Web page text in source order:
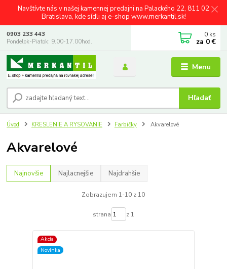
Navštívte nás v našej kamennej predajni na Palackého 22, 811 02
Bratislava, kde sídli aj e-shop www.merkantil.sk!
Menu
Hľadať
0903 233 443
Pondelok-Piatok: 9.00-17.00hod.
0 ks
za 0 €
Úvod KRESLENIE A RYSOVANIE Farbičky Akvarelové
Akvarelové
Najnovšie Najlacnejšie Najdrahšie
Zobrazujem 1-10 z 10
strana z 1
Akcia
Novinka